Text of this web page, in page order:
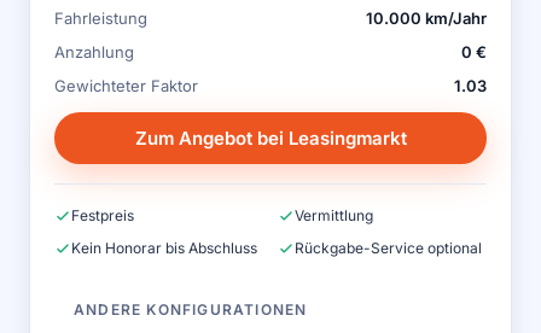
Fahrleistung
10.000 km/Jahr
Anzahlung
0 €
Gewichteter Faktor
1.03
Zum Angebot bei Leasingmarkt
Festpreis
Vermittlung
Kein Honorar bis Abschluss
Rückgabe-Service optional
ANDERE KONFIGURATIONEN